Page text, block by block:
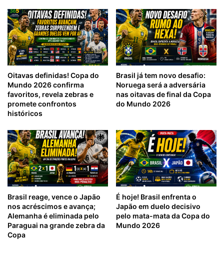
Oitavas definidas! Copa do
Mundo 2026 confirma
favoritos, revela zebras e
promete confrontos
históricos
Brasil já tem novo desafio:
Noruega será a adversária
nas oitavas de final da Copa
do Mundo 2026
Brasil reage, vence o Japão
nos acréscimos e avança;
Alemanha é eliminada pelo
Paraguai na grande zebra da
Copa
É hoje! Brasil enfrenta o
Japão em duelo decisivo
pelo mata-mata da Copa do
Mundo 2026